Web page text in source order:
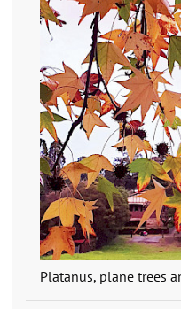
Platanus, plane trees